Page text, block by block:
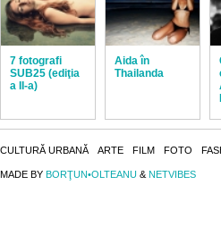
7 fotografi
SUB25 (ediţia
a II-a)
Aida în
Thailanda
CULTURĂ URBANĂ ARTE FILM FOTO
MADE BY BORŢUN•OLTEANU & NETVIBES